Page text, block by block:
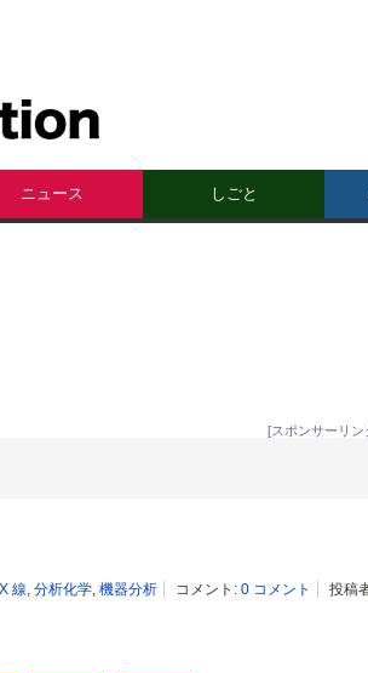
ニュース しごと
[スポンサーリン
X 線, 分析化学, 機器分析 コメント: 0 コメント 投稿